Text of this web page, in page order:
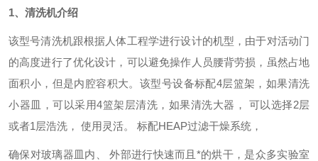
1、清洗机介绍
该型号清洗机跟根据人体工程学进行设计的机型，由于对活动门
的高度进行了优化设计，可以避免操作人员腰背劳损，虽然占地
面积小，但是内腔容积大。该型号设备标配4层篮架，如果清洗
小器皿，可以采用4篮架层清洗，如果清洗大器， 可以选择2层
或者1层浩洗， 使用灵活。 标配HEAP过滤干燥系统，
确保对玻璃器皿内、
外部进行快速而且*的烘干，是众多实验室